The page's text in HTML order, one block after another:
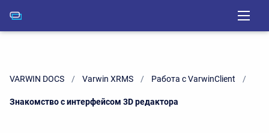
VARWIN DOCS Varwin XRMS Работа с VarwinClient
Current:
Знакомство с интерфейсом 3D редактора